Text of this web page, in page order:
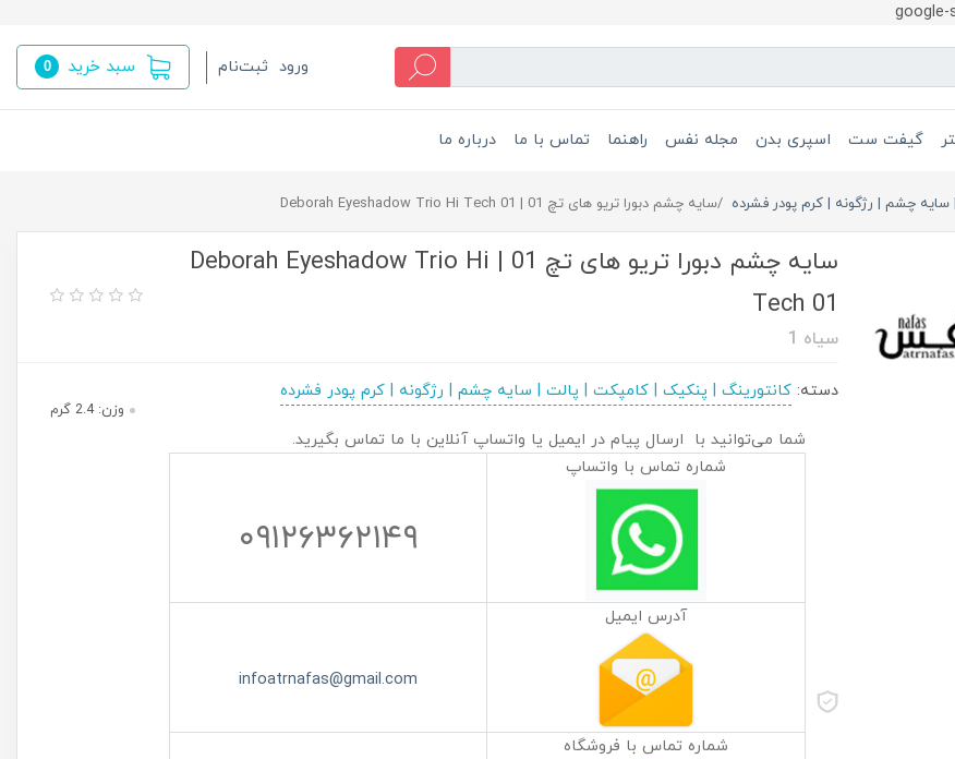
google-
ورود ثبت‌نام سبد خرید 0
گیفت ست اسپری بدن مجله نفس راهنما تماس با ما درباره ما
چشم | رژگونه | کرم پودر فشرده سایه چشم دبورا تریو های تچ 01 | Deborah Eyeshadow Trio Hi Tech 01
سایه چشم دبورا تریو های تچ 01 | Deborah Eyeshadow Trio Hi
Tech 01
سیاه 1
دسته:کانتورینگ | پنکیک | کامپکت | پالت | سایه چشم | رژگونه | کرم پودر فشرده
شما می‌توانید با ارسال پیام در ایمیل یا واتساپ آنلاین با ما تماس بگیرید.
شماره تماس با واتساپ
۰۹۱۲۶۳۶۲۱۴۹
آدرس ایمیل
infoatrnafas@gmail.com
شماره تماس با فروشگاه
وزن: 2.4 گرم